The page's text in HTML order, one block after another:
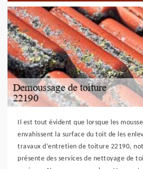
Il est tout évident que lorsque les
envahissent la surface du toit de les
travaux d’entretien de toiture 22190,
présente des services de nettoyage de